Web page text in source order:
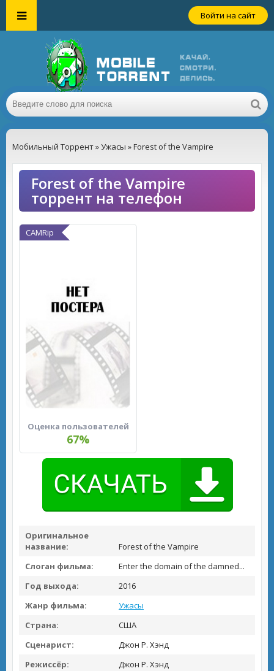
Войти на сайт
Мобильный Торрент»Ужасы » Forest of the Vampire
Forest of the Vampire
торрент на телефон
CAMRip
Оценка пользователей
67%
Оригинальное
название:
Forest of the Vampire
Слоган фильма:
Enter the domain of the damned...
Год выхода:
2016
Жанр фильма:
Ужасы
Страна:
США
Сценарист:
Джон Р. Хэнд
Режиссёр:
Джон Р. Хэнд